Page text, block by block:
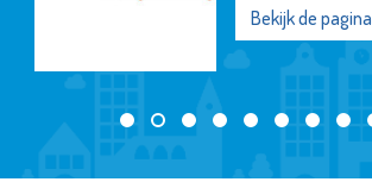
Bekijk de pagina